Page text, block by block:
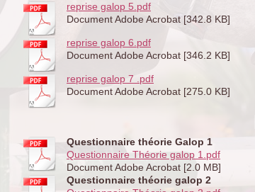
reprise galop 5.pdf
Document Adobe Acrobat [342.8 KB]
reprise galop 6.pdf
Document Adobe Acrobat [346.2 KB]
reprise galop 7 .pdf
Document Adobe Acrobat [275.0 KB]
Questionnaire théorie Galop 1
Questionnaire Théorie galop 1.pdf
Document Adobe Acrobat [2.0 MB]
Questionnaire théorie galop 2